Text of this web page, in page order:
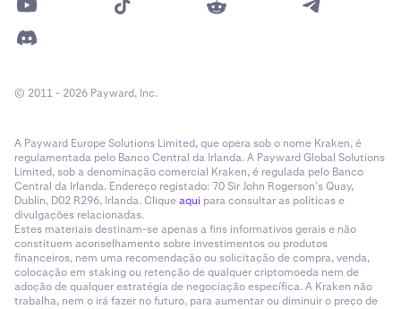
© 2011 - 2026 Payward, Inc.
A Payward Europe Solutions Limited, que opera sob o nome Kraken, é
regulamentada pelo Banco Central da Irlanda. A Payward Global Solutions
Limited, sob a denominação comercial Kraken, é regulada pelo Banco
Central da Irlanda. Endereço registado: 70 Sir John Rogerson’s Quay,
Dublin, D02 R296, Irlanda. Cliqueaqui para consultar as políticas e
divulgações relacionadas.
Estes materiais destinam-se apenas a fins informativos gerais e não
constituem aconselhamento sobre investimentos ou produtos
financeiros, nem uma recomendação ou solicitação de compra, venda,
colocação em staking ou retenção de qualquer criptomoeda nem de
adoção de qualquer estratégia de negociação específica. A Kraken não
trabalha, nem o irá fazer no futuro, para aumentar ou diminuir o preço de